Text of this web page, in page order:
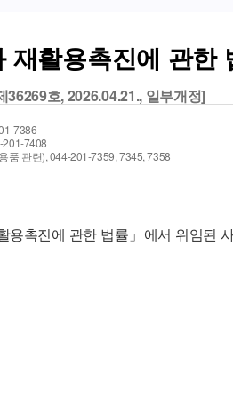
재활용촉진에 관한
호, 2026.04.21., 일부개정]
7386
201-7408
품 관련), 044-201-7359, 7345, 7358
용촉진에 관한 법률」에서 위임된